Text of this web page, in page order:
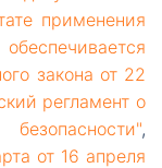
применения
закона от 22
регламент о
,
от 16 апреля